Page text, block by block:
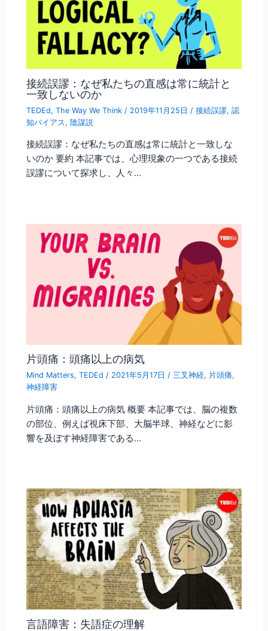
接続誤謬：なぜ私たちの直感は常に統計と
一致しないのか
TEDEd,The Way We Think / 2019年11月25日 /接続誤謬,認
知バイアス ,陰謀説
接続誤謬：なぜ私たちの直感は常に統計と一致しな
いのか 要約 本記事では、心理現象の一つである接続
誤謬について探求し、人々…
片頭痛：頭痛以上の病気
Mind Matters,TEDEd / 2021年5月17日/三叉神経, 片頭痛,
神経障害
片頭痛：頭痛以上の病気 概要 本記事では、脳の複数
の部位、例えば視床下部、大脳半球、神経などに影
響を及ぼす神経障害である…
言語障害：失語症の理解